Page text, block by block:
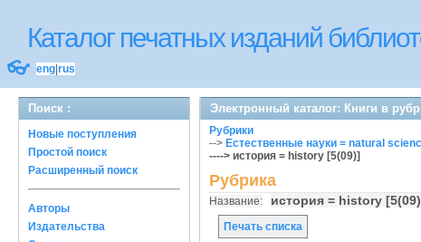
Каталог печатных изданий
👓 eng rus
Поиск :
Новые поступления
Простой поиск
Расширенный поиск
Авторы
Издательства
Электронный каталог: Книги в
Рубрики
--> Естественные науки = natural
----> история = history [5(09)]
Рубрика
Название: история = history
Печать списка